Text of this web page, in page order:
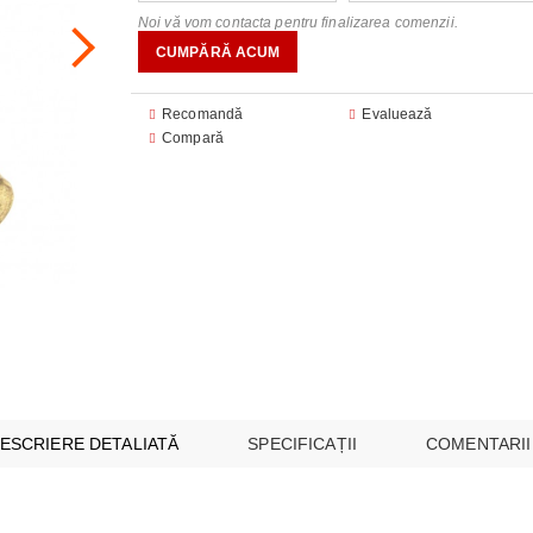
MICROUNDE
SI CUPTOARE INCORPORABILE
SUPRAVEGHERE ȘI SECURITATE
Noi vă vom contacta pentru finalizarea comenzii.
Recomandă
Evaluează
Compară
DETALIATĂ SPECIFICAȚII COMENTARII